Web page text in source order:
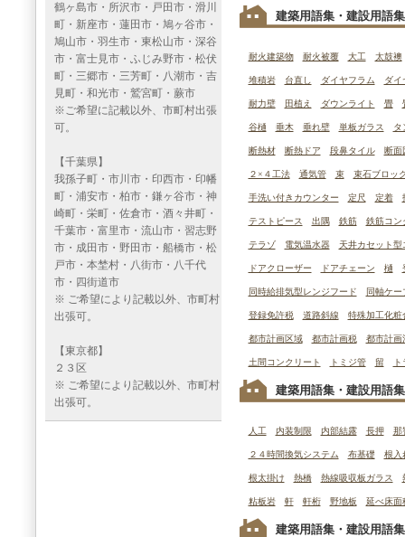
鶴ヶ島市・所沢市・戸田市・滑川
町・新座市・蓮田市・鳩ヶ谷市・
鳩山市・羽生市・東松山市・深谷
市・富士見市・ふじみ野市・松伏
町・三郷市・三芳町・八潮市・吉
見町・和光市・鷲宮町・蕨市
※ご希望に記載以外、市町村出張
可。
【千葉県】
我孫子町・市川市・印西市・印幡
町・浦安市・柏市・鎌ヶ谷市・神
崎町・栄町・佐倉市・酒々井町・
千葉市・富里市・流山市・習志野
市・成田市・野田市・船橋市・松
戸市・本埜村・八街市・八千代
市・四街道市
※ ご希望により記載以外、市町村
出張可。
【東京都】
２３区
※ ご希望により記載以外、市町村
出張可。
建築用語集・建設用語
耐火建築物 耐火被覆 大工 太鼓襖
堆積岩 台直し ダイヤフラム ダイ
耐力壁 田植え ダウンライト 畳
谷樋 垂木 垂れ壁 単板ガラス タ
断熱材 断熱ドア 段鼻タイル 断面
２×４工法 通気管 束 束石ブロッ
手洗い付きカウンター 定尺 定着
テストピース 出隅 鉄筋 鉄筋コン
テラゾ 電気温水器 天井カセット型
ドアクローザー ドアチェーン 樋
同時給排気型レンジフード 同軸ケー
登録免許税 道路斜線 特殊加工化粧
都市計画区域 都市計画税 都市計画
土間コンクリート トミジ管 留
建築用語集・建設用語
人工 内装制限 内部結露 長押 那
２４時間換気システム 布基礎 根入
根太掛け 熱橋 熱線吸収板ガラス
粘板岩 軒 軒桁 野地板 延べ床面
建築用語集・建設用語